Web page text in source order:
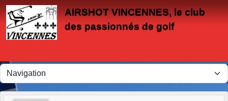
AIRSHOT VINCENNES, le club
des passionnés de golf
Panneau de gestion des cookies